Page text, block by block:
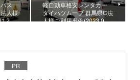
ス
人様
軽自動車格安レンタカー
ダイハツムーブ 群馬県C法
人様ご利用事例(2023.0…
PR